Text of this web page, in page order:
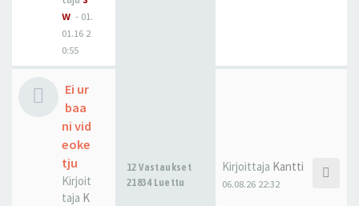
w - 01.
01.16 2
0:55
Ei ur
baa
ni vid
eoke
tju
Kirjoit
taja K
12 Vastaukset
21834 Luettu
Kirjoittaja Kantti
06.08.26 22:32